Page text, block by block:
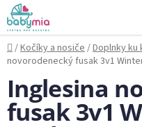
Prejsť
na
obsah
Domov
/Kočíky a nosiče/Doplnky ku
novorodenecký fusak 3v1
Inglesina
fusak 3v1